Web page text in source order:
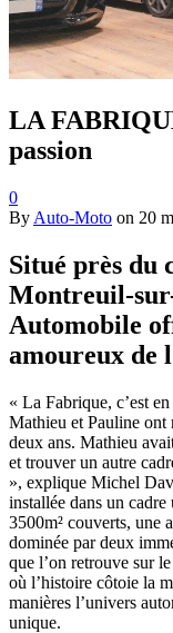
LA
passion
0
By Auto-Moto on 20
Situé près du
Montreuil-
Automobile
amoureux de
« La Fabrique, c’est
Mathieu et Pauline ont
deux ans. Mathieu
et trouver un autre
», explique Michel
installée dans un cadre
3500m² couverts, une
dominée par deux
que l’on retrouve sur
où l’histoire côtoie la
manières l’univers
unique.